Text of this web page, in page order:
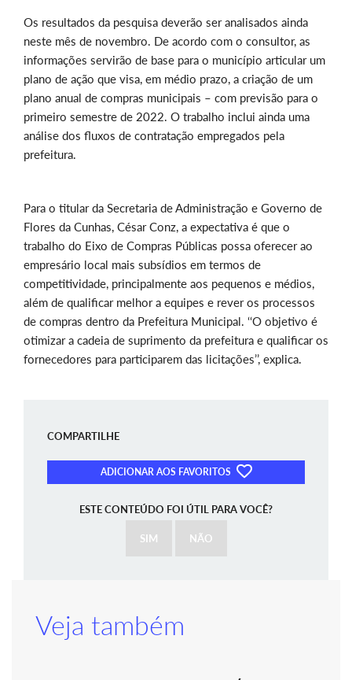
Os resultados da pesquisa deverão ser analisados ainda
neste mês de novembro. De acordo com o consultor, as
informações servirão de base para o município articular um
plano de ação que visa, em médio prazo, a criação de um
plano anual de compras municipais – com previsão para o
primeiro semestre de 2022. O trabalho inclui ainda uma
análise dos fluxos de contratação empregados pela
prefeitura.
Para o titular da Secretaria de Administração e Governo de
Flores da Cunhas, César Conz, a expectativa é que o
trabalho do Eixo de Compras Públicas possa oferecer ao
empresário local mais subsídios em termos de
competitividade, principalmente aos pequenos e médios,
além de qualificar melhor a equipes e rever os processos
de compras dentro da Prefeitura Municipal. ‘‘O objetivo é
otimizar a cadeia de suprimento da prefeitura e qualificar os
fornecedores para participarem das licitações’’, explica.
COMPARTILHE
ADICIONAR AOS FAVORITOS
ESTE CONTEÚDO FOI ÚTIL PARA VOCÊ?
SIM NÃO
Veja também